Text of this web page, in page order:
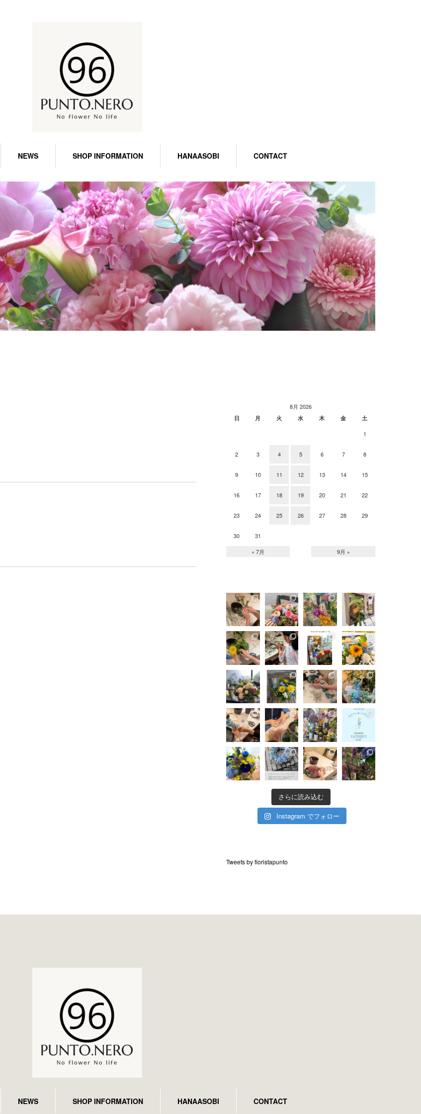
NEWS SHOP INFORMATION HANAASOBI CONTACT
8月 2026
日 月 火 水 木 金 土
1
2 3 4 5 6 7 8
9 10 11 12 13 14 15
16 17 18 19 20 21 22
23 24 25 26 27 28 29
30
31
« 7月
9月 »
さらに読み込む
Instagram でフォロー
Tweets by fioristapunto
NEWS SHOP INFORMATION HANAASOBI CONTACT